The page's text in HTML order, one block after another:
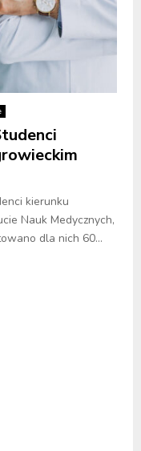
kierunku
Nauk Medycznych,
dla nich 60...